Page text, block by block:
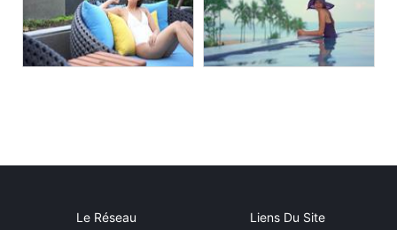
Le Réseau Liens Du Site